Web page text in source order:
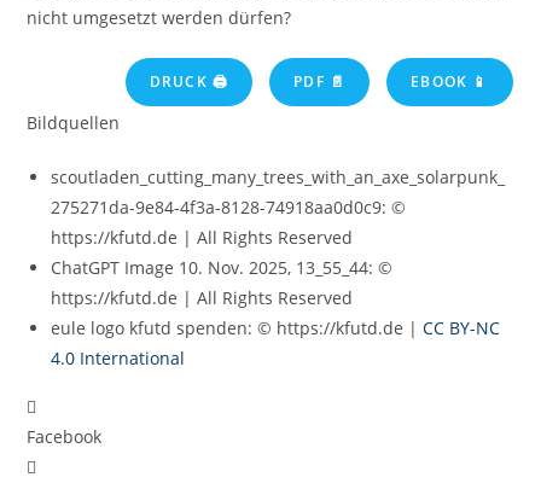
nicht umgesetzt werden dürfen?
DRUCK 🖨 PDF 📄 EBOOK 📱
Bildquellen
scoutladen_cutting_many_trees_with_an_axe_solarpunk_
275271da-9e84-4f3a-8128-74918aa0d0c9: ©
https://kfutd.de | All Rights Reserved
ChatGPT Image 10. Nov. 2025, 13_55_44: ©
https://kfutd.de | All Rights Reserved
eule logo kfutd spenden: © https://kfutd.de |CC BY-NC
4.0 International
Facebook